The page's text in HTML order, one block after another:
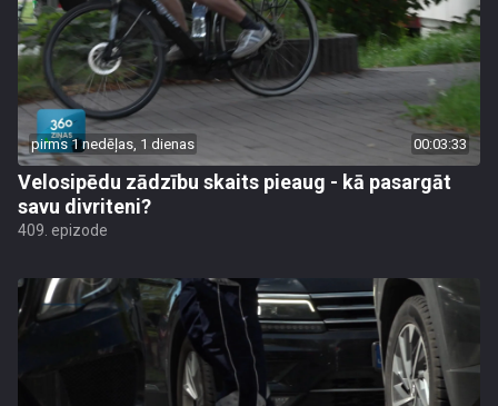
pirms 1 nedēļas, 1 dienas 00:03:33
Velosipēdu zādzību skaits pieaug - kā pasargāt
savu divriteni?
409. epizode